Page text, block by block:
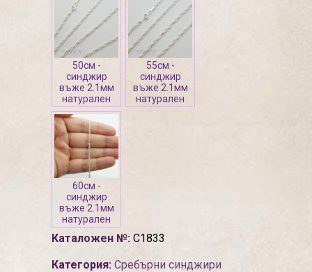
50см -
синджир
въже 2.1мм
натурален
55см -
синджир
въже 2.1мм
натурален
60см -
синджир
въже 2.1мм
натурален
Каталожен №: С1833
Категория: Сребърни синджири